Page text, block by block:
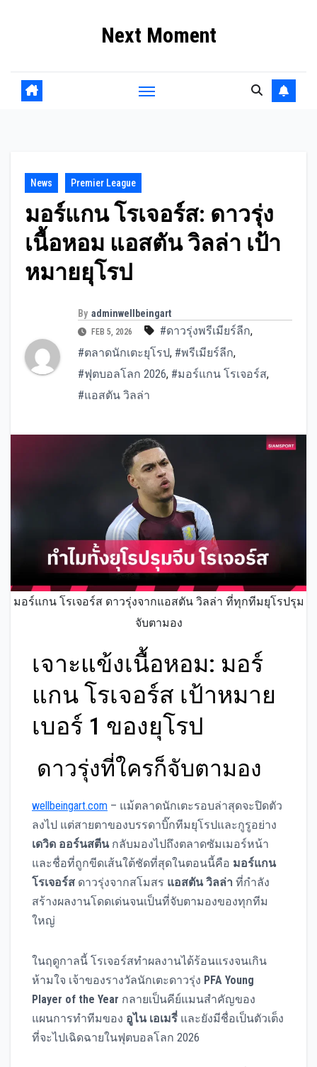
Next Moment
News Premier League
มอร์แกน โรเจอร์ส: ดาวรุ่ง
เนื้อหอม แอสตัน วิลล่า เป้า
หมายยุโรป
By adminwellbeingart
FEB 5, 2026 #ดาวรุ่งพรีเมียร์ลีก,
#ตลาดนักเตะยุโรป, #พรีเมียร์ลีก,
#ฟุตบอลโลก 2026, #มอร์แกน โรเจอร์ส,
#แอสตัน วิลล่า
มอร์แกน โรเจอร์ส ดาวรุ่งจากแอสตัน วิลล่า ที่ทุกทีมยุโรปรุม
จับตามอง
เจาะแข้งเนื้อหอม: มอร์
แกน โรเจอร์ส เป้าหมาย
เบอร์ 1 ของยุโรป
ดาวรุ่งที่ใครก็จับตามอง
wellbeingart.com – แม้ตลาดนักเตะรอบล่าสุดจะปิดตัว
ลงไป แต่สายตาของบรรดาบิ๊กทีมยุโรปและกูรูอย่าง
เดวิด ออร์นสตีนกลับมองไปถึงตลาดซัมเมอร์หน้า
และชื่อที่ถูกขีดเส้นใต้ชัดที่สุดในตอนนี้คือ มอร์แกน
โรเจอร์ส ดาวรุ่งจากสโมสร แอสตัน วิลล่า ที่กำลัง
สร้างผลงานโดดเด่นจนเป็นที่จับตามองของทุกทีม
ใหญ่
ในฤดูกาลนี้ โรเจอร์สทำผลงานได้ร้อนแรงจนเกิน
ห้ามใจ เจ้าของรางวัลนักเตะดาวรุ่ง PFA Young
Player of the Year กลายเป็นคีย์แมนสำคัญของ
แผนการทำทีมของ อูไน เอเมรี่ และยังมีชื่อเป็นตัวเต็ง
ที่จะไปเฉิดฉายในฟุตบอลโลก 2026